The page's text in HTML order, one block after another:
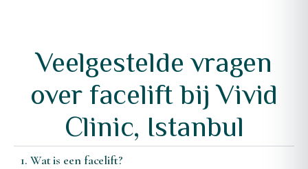
Veelgestelde vragen
over facelift bij Vivid
Clinic, Istanbul
1. Wat is een facelift?